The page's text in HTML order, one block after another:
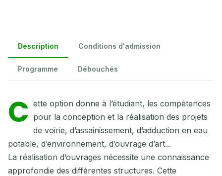
Description Conditions d'admission
Programme Débouchés
C ette option donne à l’étudiant, les compétences
pour la conception et la réalisation des projets
de voirie, d’assainissement, d’adduction en eau
potable, d’environnement, d’ouvrage d’art...
La réalisation d’ouvrages nécessite une connaissance
approfondie des différentes structures. Cette